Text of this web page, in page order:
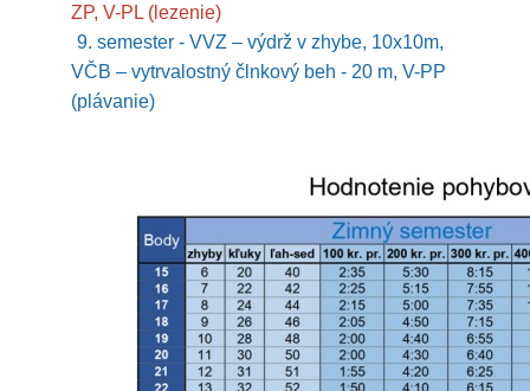
ZP, V-PL (lezenie)
9. semester - VVZ – výdrž v zhybe, 10x10m,
VČB – vytrvalostný člnkový beh - 20 m, V-PP
(plávanie)